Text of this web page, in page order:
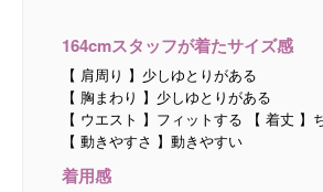
164cmスタッフが着たサイズ感
【 肩周り 】少しゆとりがある
【 胸まわり 】少しゆとりがある
【 ウエスト 】フィットする 【 着丈 】
【 動きやすさ 】動きやすい
着用感